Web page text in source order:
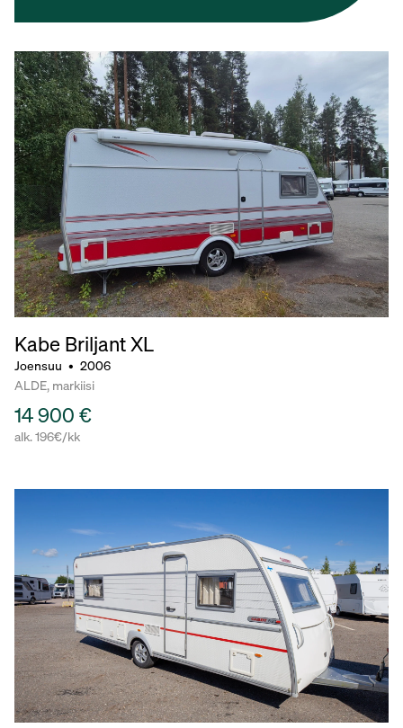
Kabe BriljantXL
Joensuu • 2006
ALDE, markiisi
14 900 €
alk. 196€/kk